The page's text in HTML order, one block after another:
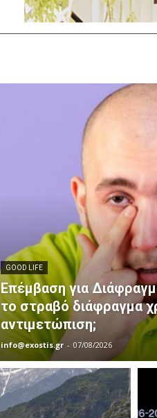
GOOD LIFE
Επέμβαση για
το στραβό διάφραγμα
αντιμετώπιση;
info@exostis.gr - 07/08/2026